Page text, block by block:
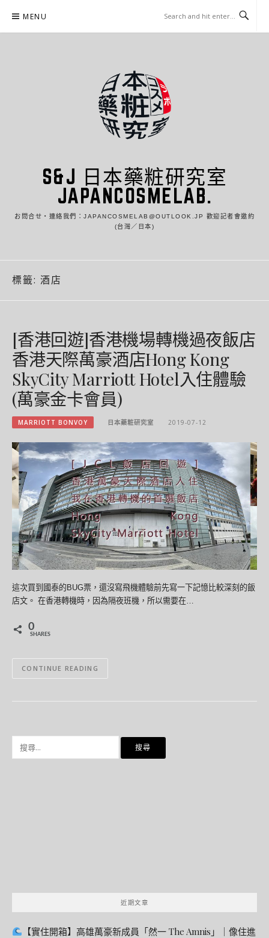
content
MENU
S&J 日本藥粧研究室
JAPANCOSMELAB.
お問合せ・連絡我們：JAPANCOSMELAB@OUTLOOK.JP 歡迎記者會邀約
(台灣／日本)
標籤: 酒店
[香港回遊]香港機場轉機過夜飯店
香港天際萬豪酒店Hong Kong
SkyCity Marriott Hotel入住體驗
(萬豪金卡會員)
MARRIOTT BONVOY 日本藥粧研究室 2019-07-12
這次買到國泰的BUG票，還沒寫飛機體驗前先寫一下記憶比較深刻的飯
店文。 在香港轉機時，因為隔夜班機，所以需要在…
0
SHARES
CONTINUE READING
近期文章
【實住開箱】高雄萬豪新成員「然一 The Amnis」｜像住進